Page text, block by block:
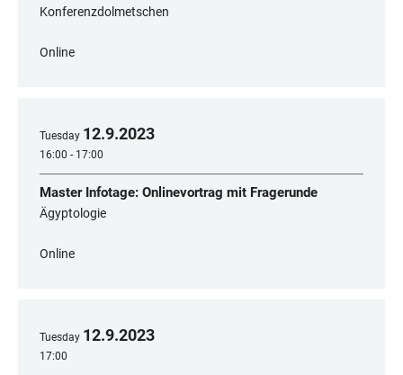
Konferenzdolmetschen
Online
Tuesday 12.9.2023
16:00 - 17:00
Master Infotage: Onlinevortrag mit Fragerunde
Ägyptologie
Online
Tuesday 12.9.2023
17:00